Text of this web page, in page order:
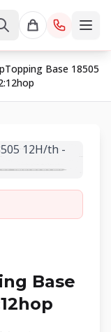
Base 18505
Base